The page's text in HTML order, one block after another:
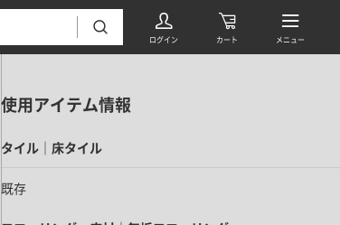
使用アイテム情報
タイル｜床タイル
既存